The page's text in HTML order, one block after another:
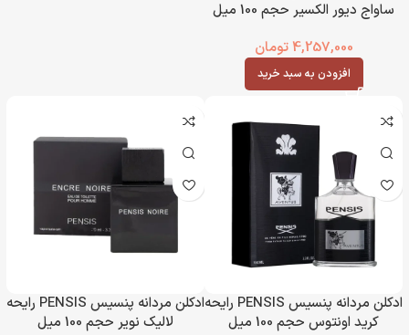
ساواج دیور الکسیر حجم 100 میل
4,257,000 تومان
افزودن به سبد خرید
ادکلن مردانه پنسیس PENSIS رایحه
کرید اونتوس حجم 100 میل
ادکلن مردانه پنسیس PENSIS رایحه
لالیک نویر حجم 100 میل